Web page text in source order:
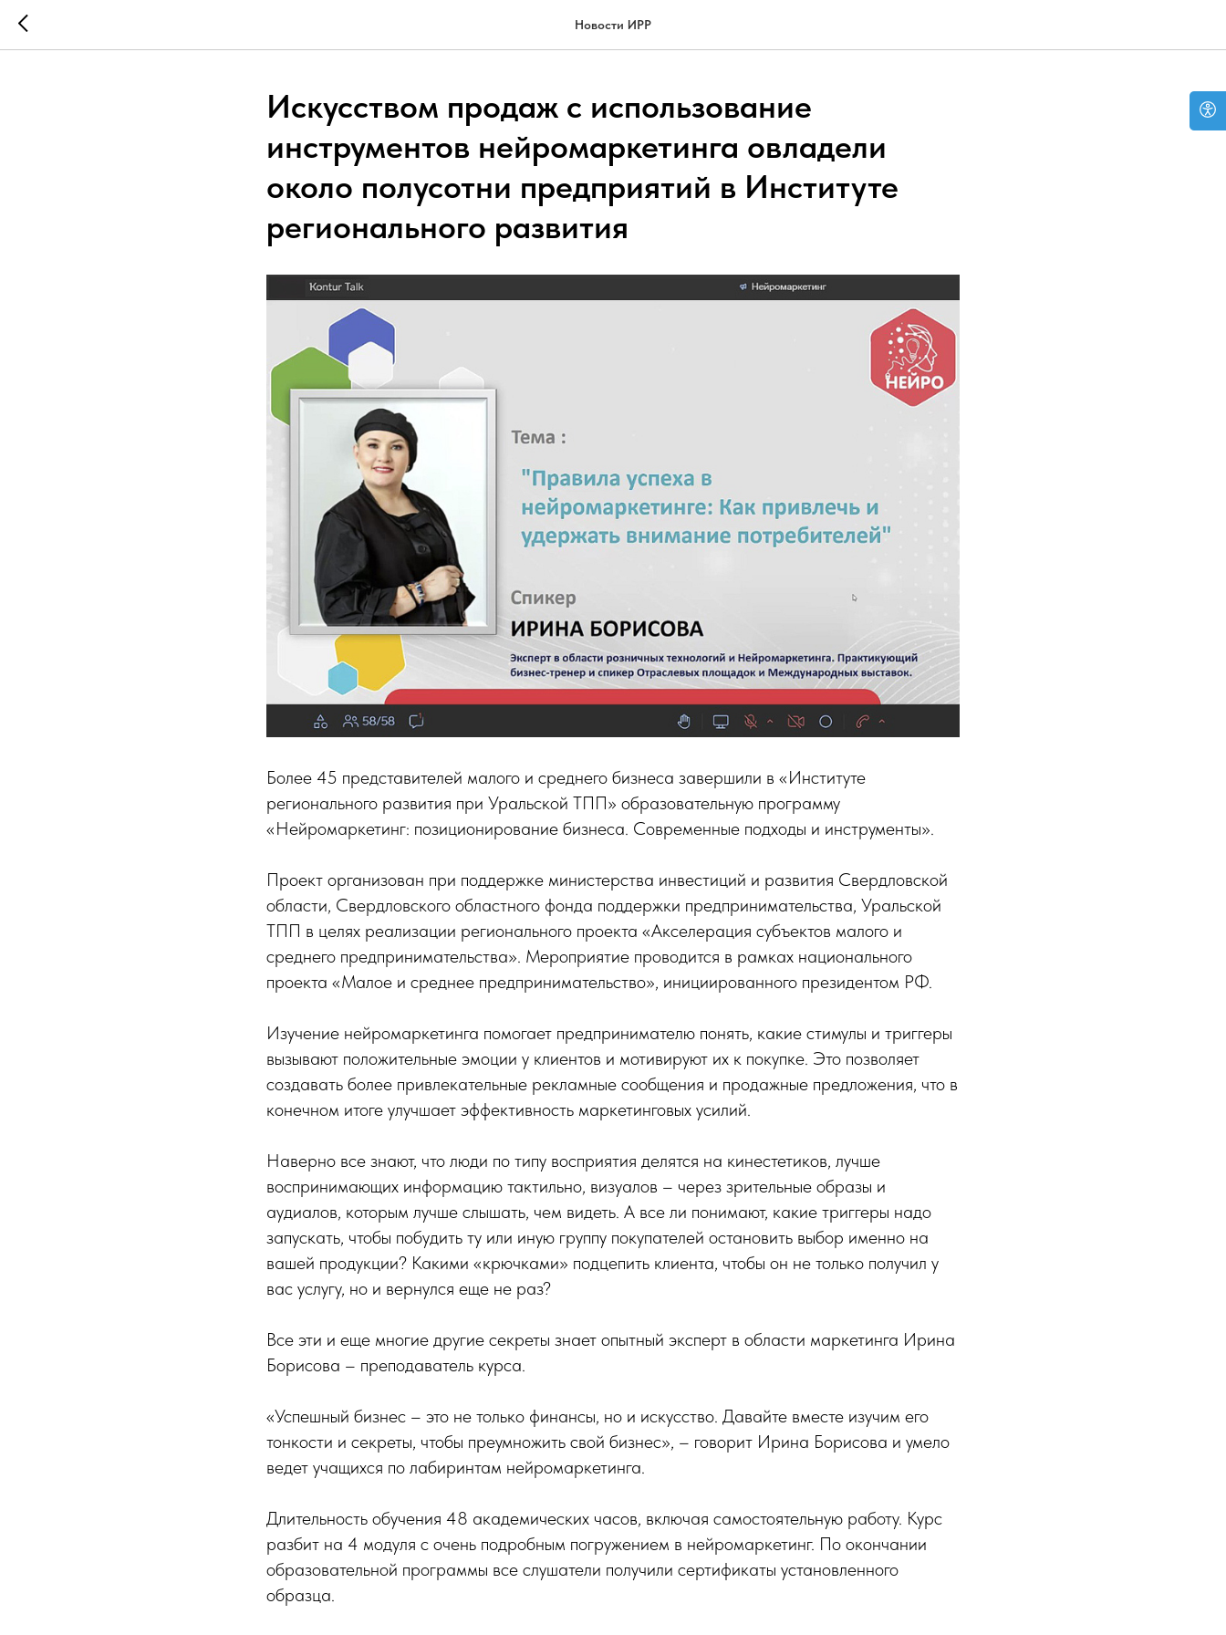
Новости ИРР
Искусством продаж с использование
инструментов нейромаркетинга овладели
около полусотни предприятий в Институте
регионального развития
Более 45 представителей малого и среднего бизнеса завершили в «Институте
регионального развития при Уральской ТПП» образовательную программу
«Нейромаркетинг: позиционирование бизнеса. Современные подходы и инструменты».
Проект организован при поддержке министерства инвестиций и развития Свердловской
области, Свердловского областного фонда поддержки предпринимательства, Уральской
ТПП в целях реализации регионального проекта «Акселерация субъектов малого и
среднего предпринимательства». Мероприятие проводится в рамках национального
проекта «Малое и среднее предпринимательство», инициированного президентом РФ.
Изучение нейромаркетинга помогает предпринимателю понять, какие стимулы и триггеры
вызывают положительные эмоции у клиентов и мотивируют их к покупке. Это позволяет
создавать более привлекательные рекламные сообщения и продажные предложения, что в
конечном итоге улучшает эффективность маркетинговых усилий.
Наверно все знают, что люди по типу восприятия делятся на кинестетиков, лучше
воспринимающих информацию тактильно, визуалов – через зрительные образы и
аудиалов, которым лучше слышать, чем видеть. А все ли понимают, какие триггеры надо
запускать, чтобы побудить ту или иную группу покупателей остановить выбор именно на
вашей продукции? Какими «крючками» подцепить клиента, чтобы он не только получил у
вас услугу, но и вернулся еще не раз?
Все эти и еще многие другие секреты знает опытный эксперт в области маркетинга Ирина
Борисова – преподаватель курса.
«Успешный бизнес – это не только финансы, но и искусство. Давайте вместе изучим его
тонкости и секреты, чтобы преумножить свой бизнес», – говорит Ирина Борисова и умело
ведет учащихся по лабиринтам нейромаркетинга.
Длительность обучения 48 академических часов, включая самостоятельную работу. Курс
разбит на 4 модуля с очень подробным погружением в нейромаркетинг. По окончании
образовательной программы все слушатели получили сертификаты установленного
образца.